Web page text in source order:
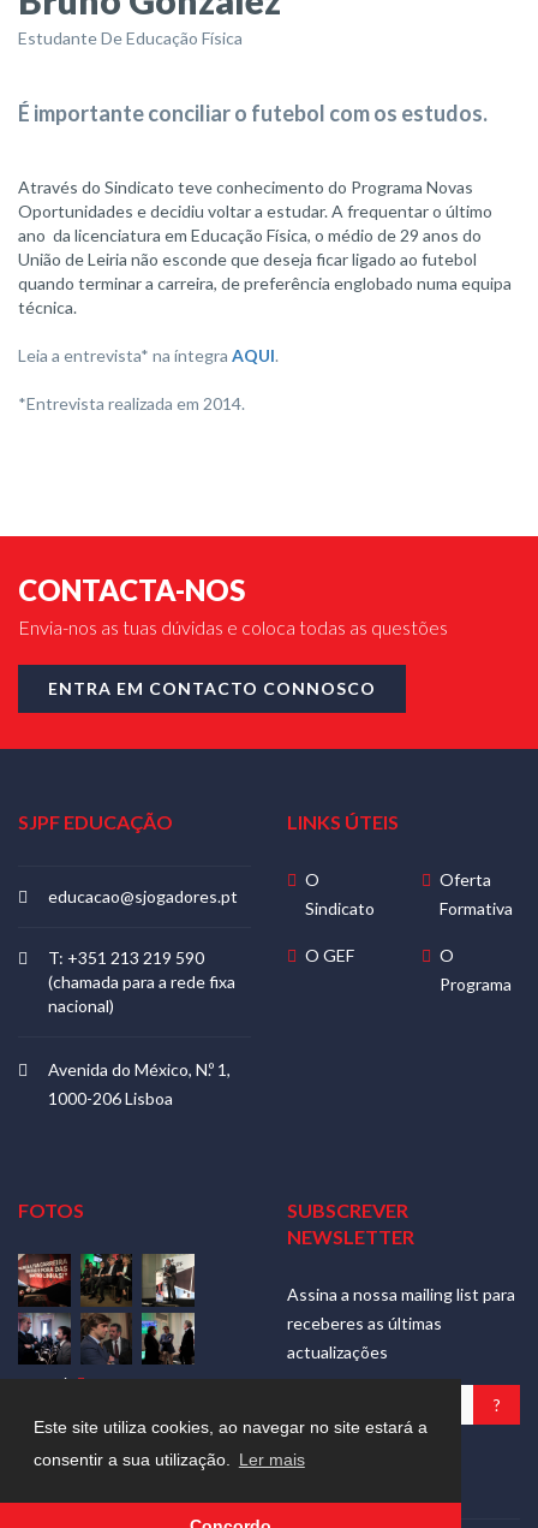
Este site utiliza cookies, ao navegar no site estará a
consentir a sua utilização.
Ler mais
Estudante De Educação Física
É importante conciliar o futebol com os estudos.
Através do Sindicato teve conhecimento do Programa Novas
Oportunidades e decidiu voltar a estudar. A frequentar o último
ano da licenciatura em Educação Física, o médio de 29 anos do
União de Leiria não esconde que deseja ficar ligado ao futebol
quando terminar a carreira, de preferência englobado numa equipa
técnica.
Leia a entrevista* na íntegra AQUI.
*Entrevista realizada em 2014.
CONTACTA-NOS
Envia-nos as tuas dúvidas e coloca todas as questões
ENTRA EM CONTACTO CONNOSCO
SJPF EDUCAÇÃO
educacao@sjogadores.pt
T: +351 213 219 590
(chamada para a rede fixa
nacional)
Avenida do México, N.º 1,
1000-206 Lisboa
LINKS ÚTEIS
O
Sindicato
O GEF
Oferta
Formativa
O
Programa
FOTOS
Ver mais
SUBSCREVER
NEWSLETTER
Assina a nossa mailing list para
receberes as últimas
actualizações
Nós respeitamos a tua